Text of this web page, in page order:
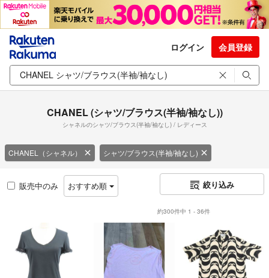
ログイン 会員登録
CHANEL (シャツ/ブラウス(半袖/袖なし))
シャネルのシャツ/ブラウス(半袖/袖なし) / レディース
CHANEL（シャネル） シャツ/ブラウス(半袖/袖なし)
販売中のみ おすすめ順 絞り込み
約300件中 1 - 36件